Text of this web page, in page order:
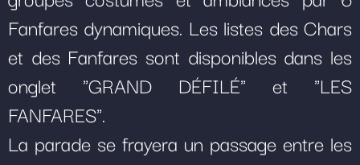
Fanfares dynamiques. Les listes des Chars
et des Fanfares sont disponibles dans les
onglet "GRAND DÉFILÉ" et "LES
FANFARES".
La parade se frayera un passage entre les